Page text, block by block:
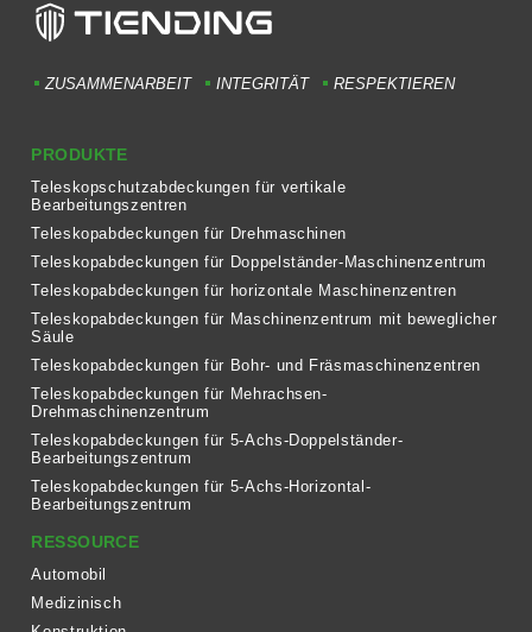
ZUSAMMENARBEIT INTEGRITÄT RESPEKTIEREN
PRODUKTE
Teleskopschutzabdeckungen für vertikale
Bearbeitungszentren
Teleskopabdeckungen für Drehmaschinen
Teleskopabdeckungen für Doppelständer-Maschinenzentrum
Teleskopabdeckungen für horizontale Maschinenzentren
Teleskopabdeckungen für Maschinenzentrum mit beweglicher
Säule
Teleskopabdeckungen für Bohr- und Fräsmaschinenzentren
Teleskopabdeckungen für Mehrachsen-
Drehmaschinenzentrum
Teleskopabdeckungen für 5-Achs-Doppelständer-
Bearbeitungszentrum
Teleskopabdeckungen für 5-Achs-Horizontal-
Bearbeitungszentrum
RESSOURCE
Automobil
Medizinisch